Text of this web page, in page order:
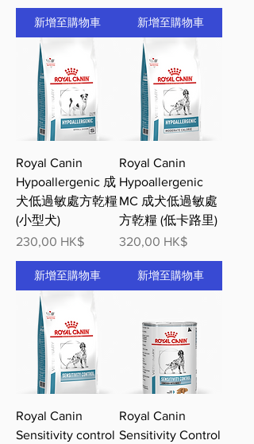
新增至購物車 新增至購物車
Royal Canin
Hypoallergenic 成
犬低過敏處方乾糧
(小型犬)
價格
230,00 HK$
新增至購物車
Royal Canin
Hypoallergenic
MC 成犬低過敏處
方乾糧 (低卡路里)
價格
320,00 HK$
新增至購物車
Royal Canin
Sensitivity control
Royal Canin
Sensitivity Control